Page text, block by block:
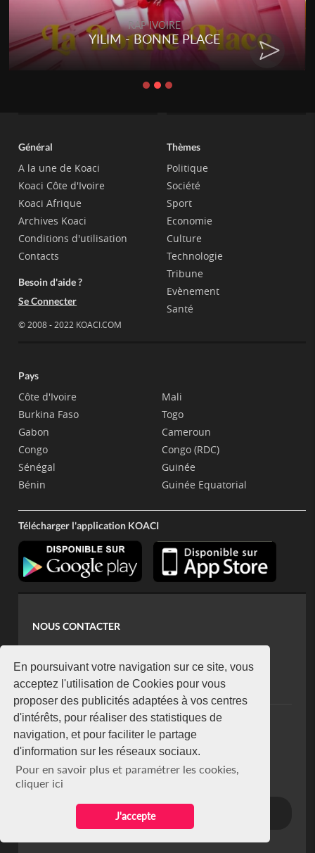
En poursuivant votre navigation sur ce site, vous
acceptez l'utilisation de Cookies pour vous
proposer des publicités adaptées à vos centres
d'intérêts, pour réaliser des statistiques de
navigation, et pour faciliter le partage
d'information sur les réseaux sociaux.
Pour en savoir plus et paramétrer les cookies,
cliquer ici
J'accepte
RAP IVOIRE
YILIM - BONNE PLACE
Général
A la une de Koaci
Koaci Côte d'Ivoire
Koaci Afrique
Archives Koaci
Conditions d'utilisation
Contacts
Besoin d'aide ?
Se Connecter
© 2008 - 2022 KOACI.COM
Thèmes
Politique
Société
Sport
Economie
Culture
Technologie
Tribune
Evènement
Santé
Pays
Côte d'Ivoire
Burkina Faso
Gabon
Congo
Sénégal
Bénin
Mali
Togo
Cameroun
Congo (RDC)
Guinée
Guinée Equatorial
Télécharger l'application KOACI
NOUS CONTACTER
koaci@yahoo.fr
+225 07 08 85 52 93
NEWSLETTER
Restez connecté via notre newsletter
S'abonner
Se désabonner